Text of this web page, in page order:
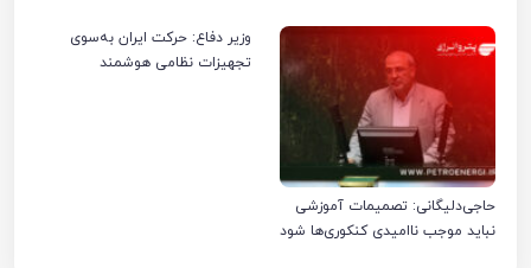
حاجی‌دلیگانی: تصمیمات آموزشی
نباید موجب ناامیدی کنکوری‌ها شود
وزیر دفاع: حرکت ایران به‌سوی
تجهیزات نظامی هوشمند